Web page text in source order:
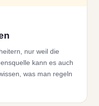
nur weil die
kann es auch
was man regeln